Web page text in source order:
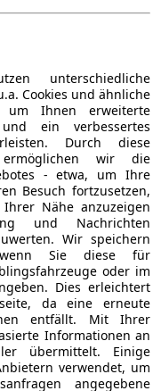
unterschiedliche
Cookies und ähnliche
um Ihnen erweiterte
ein verbessertes
Durch diese
ermöglichen wir die
- etwa, um Ihre
Besuch fortzusetzen,
Nähe anzuzeigen
und Nachrichten
Wir speichern
wenn Sie diese für
oder im
Dies erleichtert
da eine erneute
entfällt. Mit Ihrer
Informationen an
übermittelt. Einige
verwendet, um
angegebene